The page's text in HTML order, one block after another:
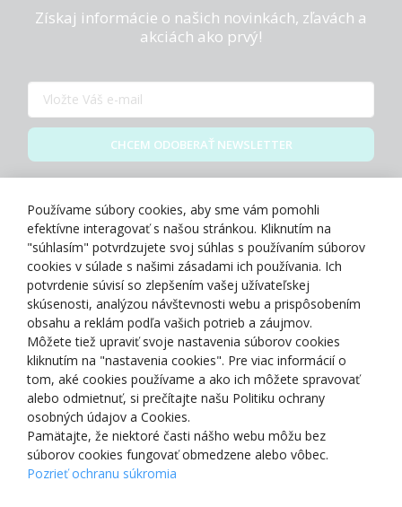
Získaj informácie o našich novinkách, zľavách a
akciách ako prvý!
CHCEM ODOBERAŤ NEWSLETTER
O NÁS
NAKUPOVANIE
ZÁKAZNÍCKA ZÓNA
NAŠE OCENENIA
Používame súbory cookies, aby sme vám pomohli
efektívne interagovať s našou stránkou. Kliknutím na
"súhlasím" potvrdzujete svoj súhlas s používaním súborov
cookies v súlade s našimi zásadami ich používania. Ich
potvrdenie súvisí so zlepšením vašej užívateľskej
skúsenosti, analýzou návštevnosti webu a prispôsobením
obsahu a reklám podľa vašich potrieb a záujmov.
Môžete tiež upraviť svoje nastavenia súborov cookies
kliknutím na "nastavenia cookies". Pre viac informácií o
tom, aké cookies používame a ako ich môžete spravovať
alebo odmietnuť, si prečítajte našu Politiku ochrany
osobných údajov a Cookies.
Pamätajte, že niektoré časti nášho webu môžu bez
súborov cookies fungovať obmedzene alebo vôbec.
Pozrieť ochranu súkromia